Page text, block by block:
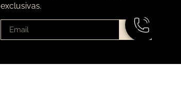
exclusivas.